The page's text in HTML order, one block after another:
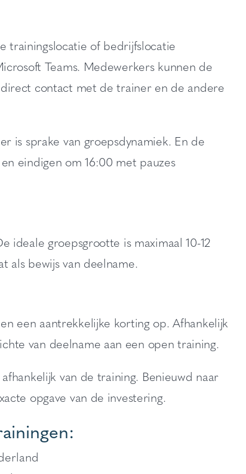
trainingslocatie of bedrijfslocatie
Teams. Medewerkers kunnen de
contact met de trainer en de andere
is sprake van groepsdynamiek. En de
eindigen om 16:00 met pauzes
ideale groepsgrootte is maximaal 10-12
als bewijs van deelname.
een aantrekkelijke korting op. Afhankelijk
van deelname aan een open training.
van de training. Benieuwd naar
opgave van de investering.